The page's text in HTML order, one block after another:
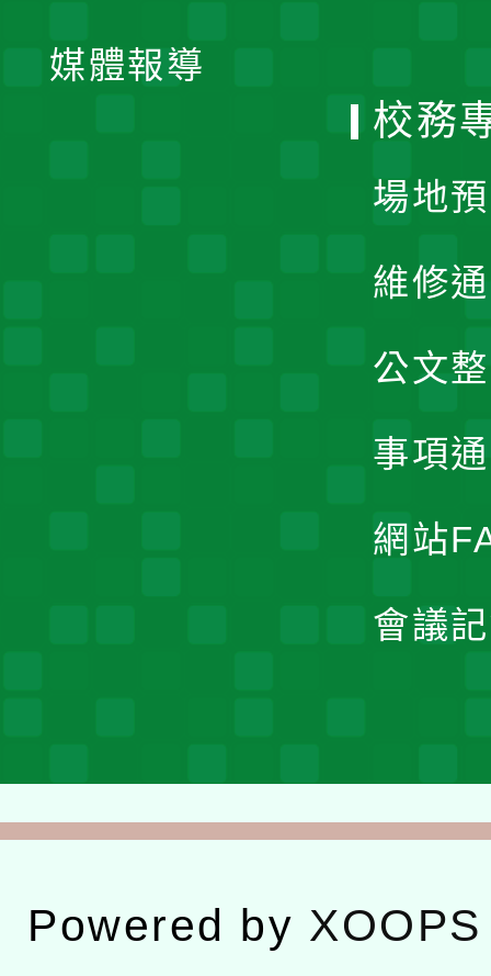
媒體報導
校務
場地
維修
公文
事項
網站
會議
Powered by XOOPS